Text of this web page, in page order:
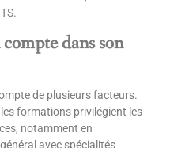
dans son
de plusieurs facteurs.
formations privilégient les
notamment en
avec spécialités